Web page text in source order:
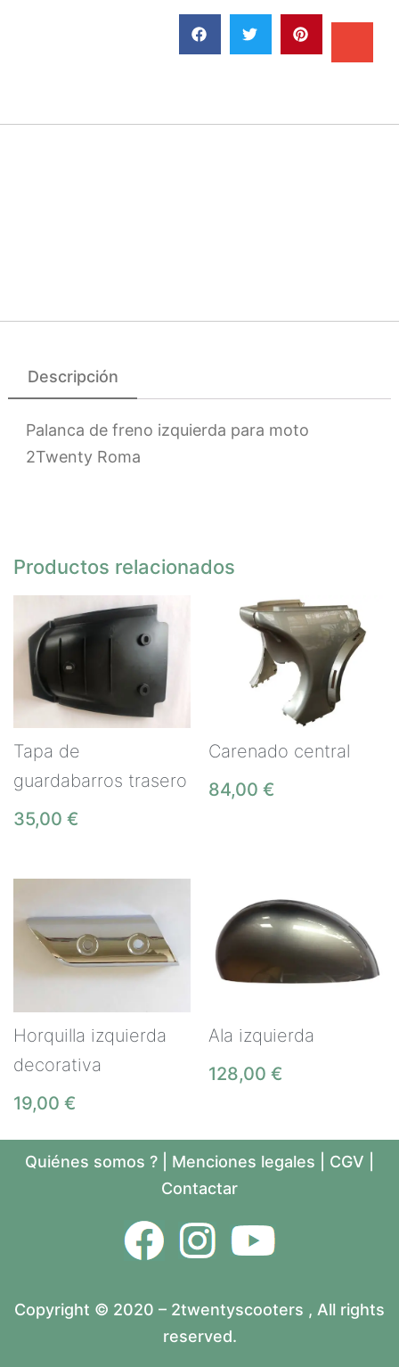
Descripción
Palanca de freno izquierda para moto
2Twenty Roma
Productos relacionados
Tapa de
guardabarros trasero
35,00 €
Carenado central
84,00 €
Horquilla izquierda
decorativa
19,00 €
Ala izquierda
128,00 €
Quiénes somos ? Menciones legales CGV
Contactar
Copyright © 2020 – 2twentyscooters , All rights
reserved.